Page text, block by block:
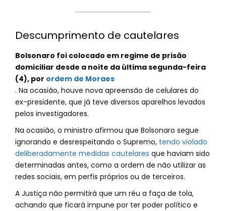
Descumprimento de cautelares
Bolsonaro foi colocado em regime de prisão
domiciliar desde a noite da última segunda-feira
(4), por ordem de Moraes
. Na ocasião, houve nova apreensão de celulares do
ex-presidente, que já teve diversos aparelhos levados
pelos investigadores.
Na ocasião, o ministro afirmou que Bolsonaro segue
ignorando e desrespeitando o Supremo, tendo violado
deliberadamente medidas cautelares que haviam sido
determinadas antes, como a ordem de não utilizar as
redes sociais, em perfis próprios ou de terceiros.
A Justiça não permitirá que um réu a faça de tola,
achando que ficará impune por ter poder político e